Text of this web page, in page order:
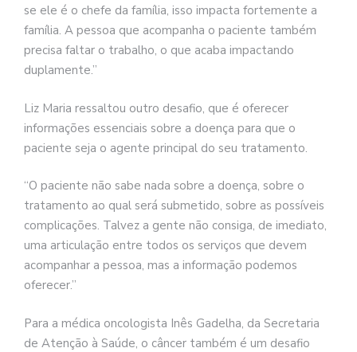
se ele é o chefe da família, isso impacta fortemente a
família. A pessoa que acompanha o paciente também
precisa faltar o trabalho, o que acaba impactando
duplamente.”
Liz Maria ressaltou outro desafio, que é oferecer
informações essenciais sobre a doença para que o
paciente seja o agente principal do seu tratamento.
“O paciente não sabe nada sobre a doença, sobre o
tratamento ao qual será submetido, sobre as possíveis
complicações. Talvez a gente não consiga, de imediato,
uma articulação entre todos os serviços que devem
acompanhar a pessoa, mas a informação podemos
oferecer.”
Para a médica oncologista Inês Gadelha, da Secretaria
de Atenção à Saúde, o câncer também é um desafio